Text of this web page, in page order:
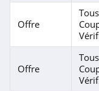
Offre
Offre